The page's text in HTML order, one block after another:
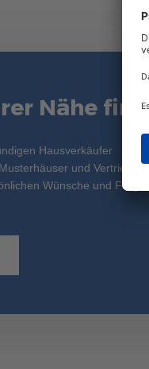
Nähe
Hausverkäufer
und
Wünsche und Fragen